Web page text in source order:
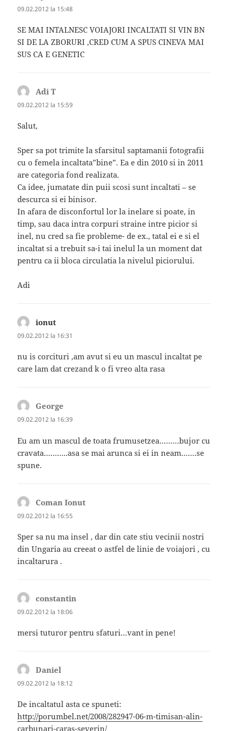
09.02.2012 la 15:48
SE MAI INTALNESC VOIAJORI INCALTATI SI VIN BN
SI DE LA ZBORURI ,CRED CUM A SPUS CINEVA MAI
SUS CA E GENETIC
Adi T
09.02.2012 la 15:59
Salut,
Sper sa pot trimite la sfarsitul saptamanii fotografii
cu o femela incaltata”bine”. Ea e din 2010 si in 2011
are categoria fond realizata.
Ca idee, jumatate din puii scosi sunt incaltati – se
descurca si ei binisor.
In afara de disconfortul lor la inelare si poate, in
timp, sau daca intra corpuri straine intre picior si
inel, nu cred sa fie probleme- de ex., tatal ei e si el
incaltat si a trebuit sa-i tai inelul la un moment dat
pentru ca ii bloca circulatia la nivelul piciorului.
Adi
ionut
09.02.2012 la 16:31
nu is corcituri ,am avut si eu un mascul incaltat pe
care lam dat crezand k o fi vreo alta rasa
George
09.02.2012 la 16:39
Eu am un mascul de toata frumusetzea………bujor cu
cravata………..asa se mai arunca si ei in neam…….se
spune.
Coman Ionut
09.02.2012 la 16:55
Sper sa nu ma insel , dar din cate stiu vecinii nostri
din Ungaria au creeat o astfel de linie de voiajori , cu
incaltarura .
constantin
09.02.2012 la 18:06
mersi tuturor pentru sfaturi…vant in pene!
Daniel
09.02.2012 la 18:12
De incaltatul asta ce spuneti:
http://porumbel.net/2008/282947-06-m-timisan-alin-
carbunari-caras-severin/